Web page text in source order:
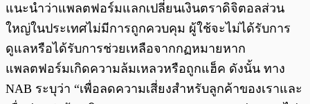
แนะนำว่าแพลตฟอร์มแลกเปลี่ยนเงินตราดิจิตอลส่วน
ใหญ่ในประเทศไม่มีการถูกควบคุม ผู้ใช้จะไม่ได้รับการ
ดูแลหรือได้รับการช่วยเหลือจากกฏหมายหาก
แพลตฟอร์มเกิดความล้มเหลวหรือถูกแฮ็ค ดังนั้น ทาง
NAB ระบุว่า “เพื่อลดความเสี่ยงสำหรับลูกค้าของเราและ